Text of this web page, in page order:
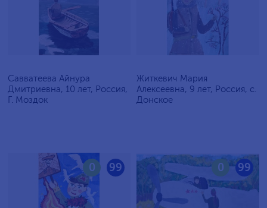
Савватеева Айнура
Дмитриевна, 10 лет, Россия,
Г. Моздок
Житкевич Мария
Алексеевна, 9 лет, Россия, c.
Донское
99
0 99
0